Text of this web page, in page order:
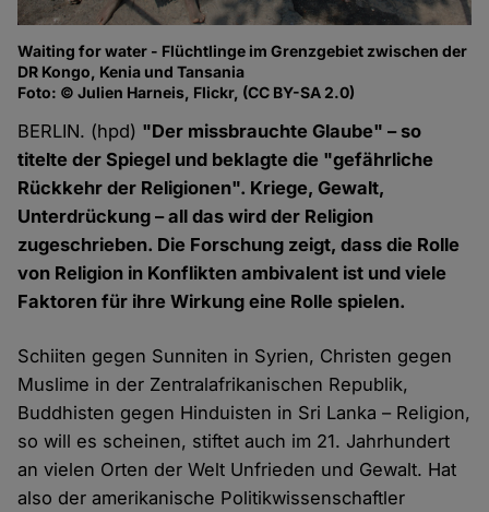
Waiting for water - Flüchtlinge im Grenzgebiet zwischen der
DR Kongo, Kenia und Tansania
Foto: © Julien Harneis, Flickr, (CC BY-SA 2.0)
BERLIN. (hpd) "Der missbrauchte Glaube" – so
titelte der Spiegel und beklagte die "gefährliche
Rückkehr der Religionen". Kriege, Gewalt,
Unterdrückung – all das wird der Religion
zugeschrieben. Die Forschung zeigt, dass die Rolle
von Religion in Konflikten ambivalent ist und viele
Faktoren für ihre Wirkung eine Rolle spielen.
Schiiten gegen Sunniten in Syrien, Christen gegen
Muslime in der Zentralafrikanischen Republik,
Buddhisten gegen Hinduisten in Sri Lanka – Religion,
so will es scheinen, stiftet auch im 21. Jahrhundert
an vielen Orten der Welt Unfrieden und Gewalt. Hat
also der amerikanische Politikwissenschaftler